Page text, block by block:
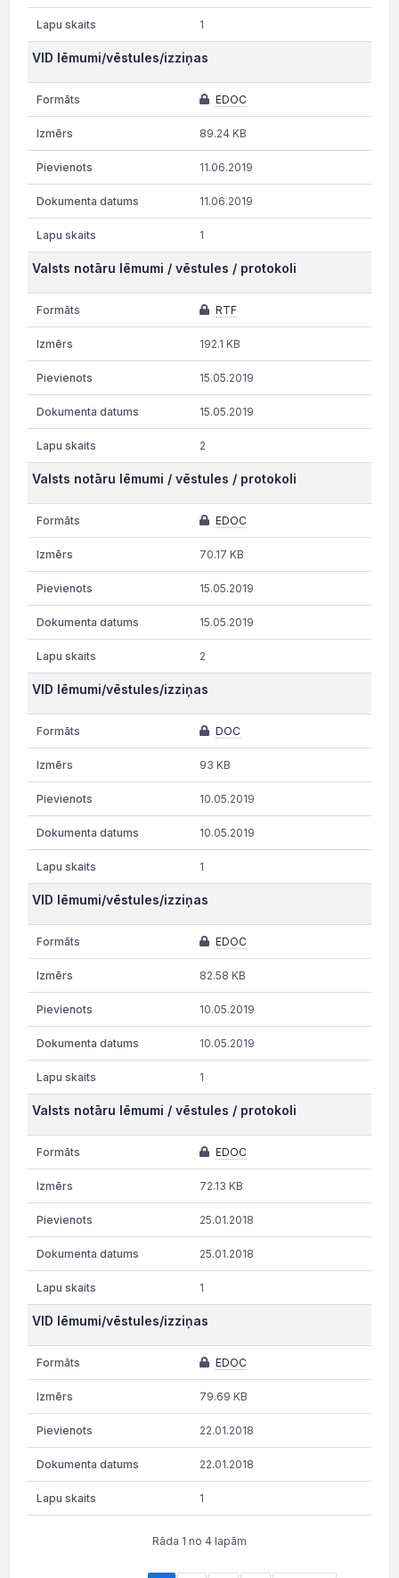
1
VID lēmumi/vēstules/izziņas
EDOC
89.24 KB
11.06.2019
11.06.2019
1
Valsts notāru lēmumi / vēstules / protokoli
RTF
192.1 KB
15.05.2019
15.05.2019
2
Valsts notāru lēmumi / vēstules / protokoli
EDOC
70.17 KB
15.05.2019
15.05.2019
2
VID lēmumi/vēstules/izziņas
DOC
93 KB
10.05.2019
10.05.2019
1
VID lēmumi/vēstules/izziņas
EDOC
82.58 KB
10.05.2019
10.05.2019
1
Valsts notāru lēmumi / vēstules / protokoli
EDOC
72.13 KB
25.01.2018
25.01.2018
1
VID lēmumi/vēstules/izziņas
EDOC
79.69 KB
22.01.2018
22.01.2018
1
Rāda 1 no 4 lapām